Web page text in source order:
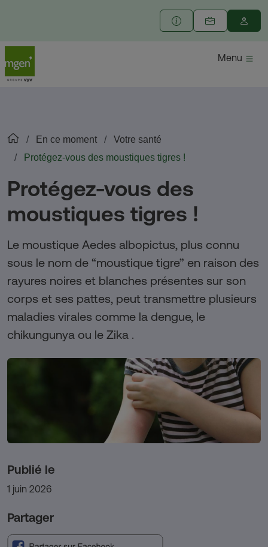
Menu
En ce moment
Votre santé
Protégez-vous des moustiques tigres !
Protégez-vous des
moustiques tigres !
Le moustique Aedes albopictus, plus connu
sous le nom de “moustique tigre” en raison des
rayures noires et blanches présentes sur son
corps et ses pattes, peut transmettre plusieurs
maladies virales comme la dengue, le
chikungunya ou le Zika .
Publié le
1 juin 2026
Partager